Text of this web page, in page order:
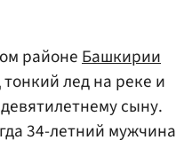
районе Башкирии
тонкий лед на реке и
сыну.
34-летний мужчина